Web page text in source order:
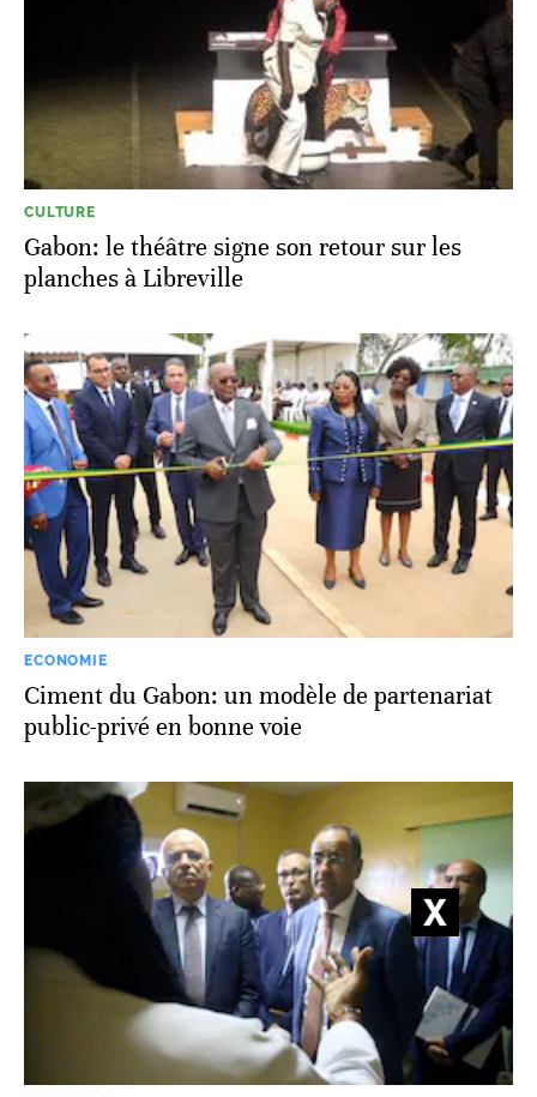
CULTURE
Gabon: le théâtre signe son retour sur les
planches à Libreville
ECONOMIE
Ciment du Gabon: un modèle de partenariat
public-privé en bonne voie